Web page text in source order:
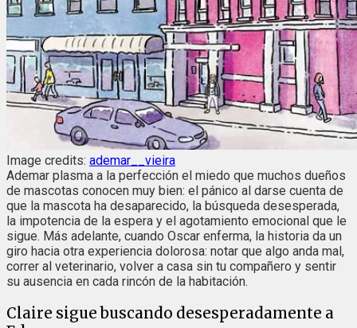
Image credits: ademar__vieira
Ademar plasma a la perfección el miedo que muchos dueños
de mascotas conocen muy bien: el pánico al darse cuenta de
que la mascota ha desaparecido, la búsqueda desesperada,
la impotencia de la espera y el agotamiento emocional que le
sigue. Más adelante, cuando Oscar enferma, la historia da un
giro hacia otra experiencia dolorosa: notar que algo anda mal,
correr al veterinario, volver a casa sin tu compañero y sentir
su ausencia en cada rincón de la habitación.
Claire sigue buscando desesperadamente a